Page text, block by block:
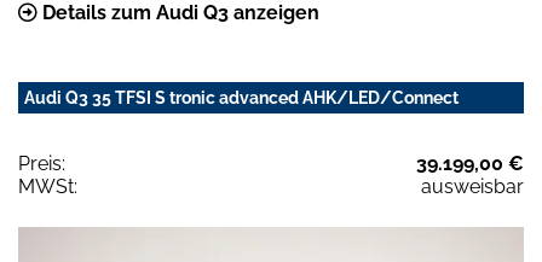
Details zum Audi Q3 anzeigen
Audi Q3 35 TFSI S tronic advanced AHK/LED/Connect
Preis:
39.199,00 €
MWSt:
ausweisbar